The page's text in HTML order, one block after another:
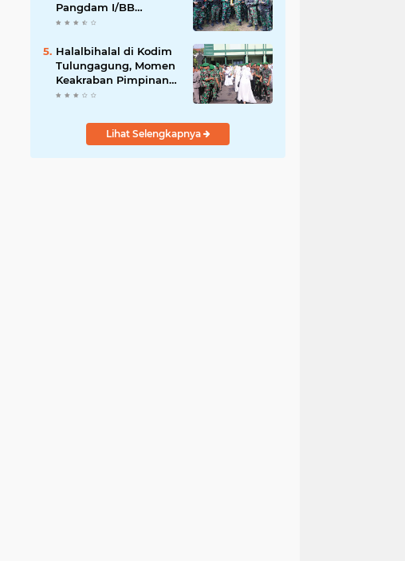
Pangdam I/BB
Tekankan
Faktor Keamanan
Halalbihalal di Kodim
Tulungagung, Momen
Keakraban Pimpinan
dan Bawahan
Lihat Selengkapnya